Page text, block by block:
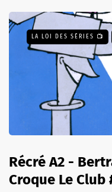
LA LOI DES SÉRIES 📺
Récré A2 -
Croque Le Club